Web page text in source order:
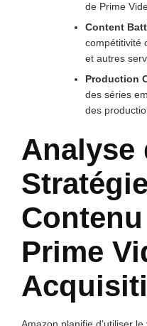
de Prime
Content
compétitivité
et autres
Production
des séries
des
Analyse
Contenu
Prime